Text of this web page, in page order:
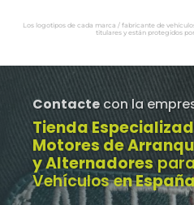
Los logotipos de cada marca / fabricante de
titulares y están protegidos
Contacte con la
Tienda
Motores de
y Alternadores
Vehículos en